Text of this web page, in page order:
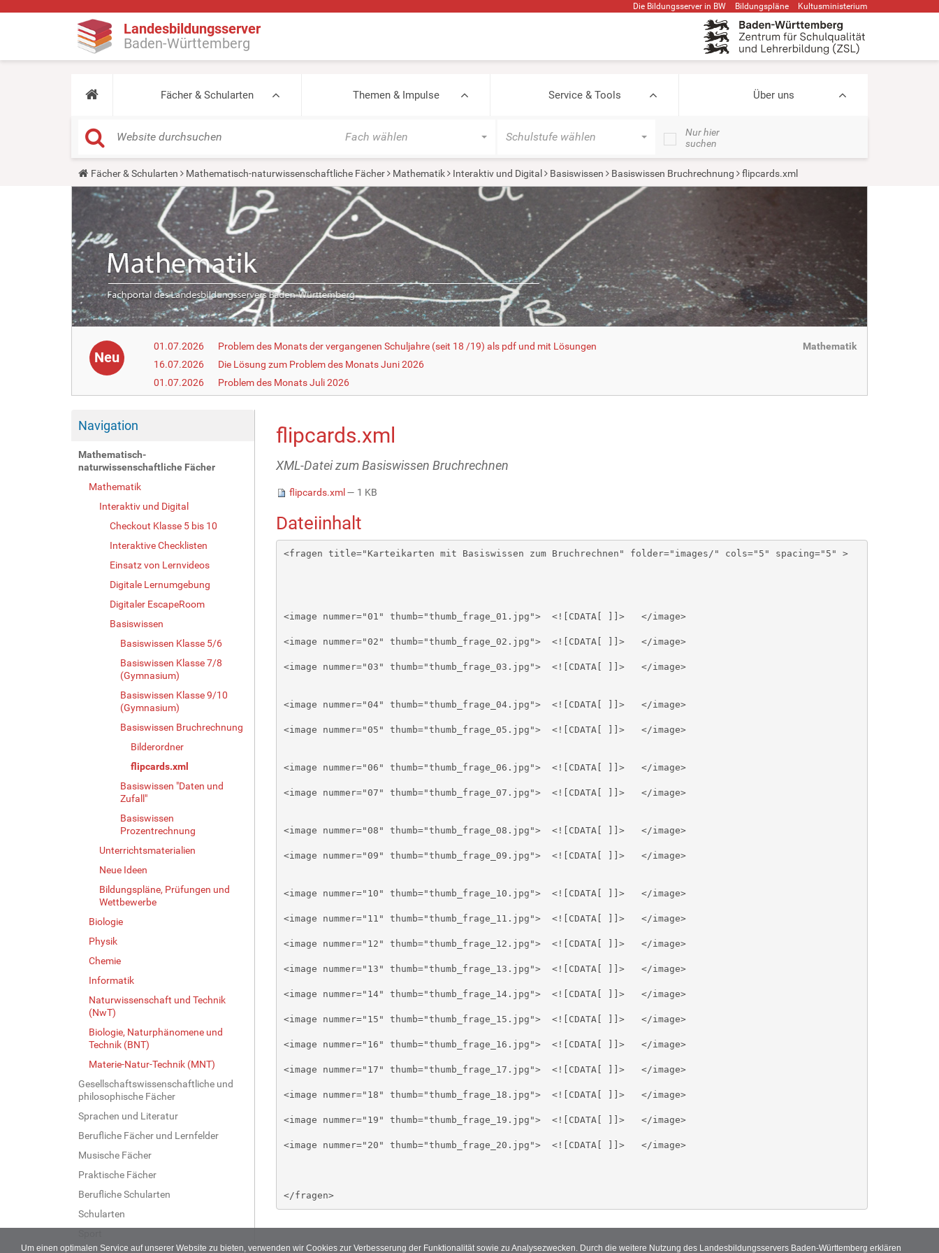
Um einen optimalen Service auf unserer Website zu bieten, verwenden wir Cookies zur Verbesserung der Funktionalität sowie zu Analysezwecken. Durch die weitere Nutzung des Landesbildungsservers Baden-Württemberg erklären
Die Bildungsserver in BW Bildungspläne Kultusministerium
Landesbildungsserver
Baden-Württemberg
Fächer & Schularten Themen & Impulse Service & Tools Über uns
Fach wählen Schulstufe wählen
Nur hier
suchen
Y
o
h
e
r
e
Fächer & Schularten Mathematisch-naturwissenschaftliche Fächer Mathematik Interaktiv und Digital Basiswissen Basiswissen Bruchrechnung flipcards.xml
Neu
01.07.2026
Problem des Monats der vergangenen Schuljahre (seit 18 /19) als pdf und mit Lösungen
16.07.2026
Die Lösung zum Problem des Monats Juni 2026
01.07.2026
Problem des Monats Juli 2026
Mathematik
Navigation
Mathematisch-
naturwissenschaftliche Fächer
Mathematik
Interaktiv und Digital
Checkout Klasse 5 bis 10
Interaktive Checklisten
Einsatz von Lernvideos
Digitale Lernumgebung
Digitaler EscapeRoom
Basiswissen
Basiswissen Klasse 5/6
Basiswissen Klasse 7/8
(Gymnasium)
Basiswissen Klasse 9/10
(Gymnasium)
Basiswissen Bruchrechnung
Bilderordner
flipcards.xml
Basiswissen "Daten und
Zufall"
Basiswissen
Prozentrechnung
Unterrichtsmaterialien
Neue Ideen
Bildungspläne, Prüfungen und
Wettbewerbe
Biologie
Physik
Chemie
Informatik
Naturwissenschaft und Technik
(NwT)
Biologie, Naturphänomene und
Technik (BNT)
Materie-Natur-Technik (MNT)
Gesellschaftswissenschaftliche und
philosophische Fächer
Sprachen und Literatur
Berufliche Fächer und Lernfelder
Musische Fächer
Praktische Fächer
Berufliche Schularten
Schularten
flipcards.xml
XML-Datei zum Basiswissen Bruchrechnen
flipcards.xml — 1 KB
Dateiinhalt
<fragen title="Karteikarten mit Basiswissen zum Bruchrechnen" folder="images/" cols="5" spacing="5" >
<image nummer="01" thumb="thumb_frage_01.jpg"> 	<![CDATA[ ]]>   </image>
<image nummer="02" thumb="thumb_frage_02.jpg"> 	<![CDATA[ ]]>   </image>
<image nummer="03" thumb="thumb_frage_03.jpg"> 	<![CDATA[ ]]>   </image>
<image nummer="04" thumb="thumb_frage_04.jpg"> 	<![CDATA[ ]]>   </image>
<image nummer="05" thumb="thumb_frage_05.jpg"> 	<![CDATA[ ]]>   </image>
<image nummer="06" thumb="thumb_frage_06.jpg"> 	<![CDATA[ ]]>   </image>
<image nummer="07" thumb="thumb_frage_07.jpg"> 	<![CDATA[ ]]>   </image>
<image nummer="08" thumb="thumb_frage_08.jpg"> 	<![CDATA[ ]]>   </image>
<image nummer="09" thumb="thumb_frage_09.jpg"> 	<![CDATA[ ]]>   </image>
<image nummer="10" thumb="thumb_frage_10.jpg"> 	<![CDATA[ ]]>   </image>
<image nummer="11" thumb="thumb_frage_11.jpg"> 	<![CDATA[ ]]>   </image>
<image nummer="12" thumb="thumb_frage_12.jpg"> 	<![CDATA[ ]]>   </image>
<image nummer="13" thumb="thumb_frage_13.jpg"> 	<![CDATA[ ]]>   </image>
<image nummer="14" thumb="thumb_frage_14.jpg"> 	<![CDATA[ ]]>   </image>
<image nummer="15" thumb="thumb_frage_15.jpg"> 	<![CDATA[ ]]>   </image>
<image nummer="16" thumb="thumb_frage_16.jpg"> 	<![CDATA[ ]]>   </image>
<image nummer="17" thumb="thumb_frage_17.jpg"> 	<![CDATA[ ]]>   </image>
<image nummer="18" thumb="thumb_frage_18.jpg"> 	<![CDATA[ ]]>   </image>
<image nummer="19" thumb="thumb_frage_19.jpg"> 	<![CDATA[ ]]>   </image>
<image nummer="20" thumb="thumb_frage_20.jpg"> 	<![CDATA[ ]]>   </image>
</fragen>